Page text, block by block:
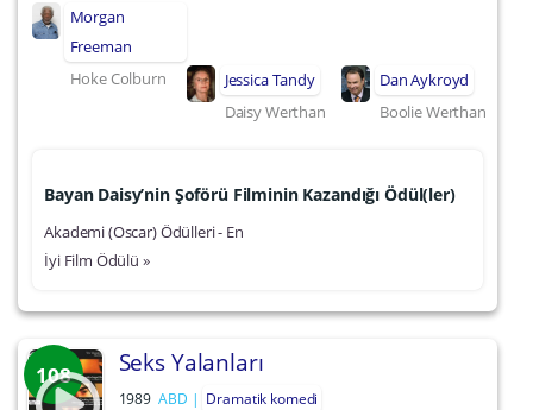
Morgan
Freeman
Hoke Colburn
Jessica Tandy
Daisy Werthan
Dan Aykroyd
Boolie Werthan
Bayan Daisy’nin Şoförü Filminin Kazandığı Ödül(ler)
Akademi (Oscar) Ödülleri - En
İyi Film Ödülü »
108 Seks Yalanları
1989 ABD Dramatik komedi